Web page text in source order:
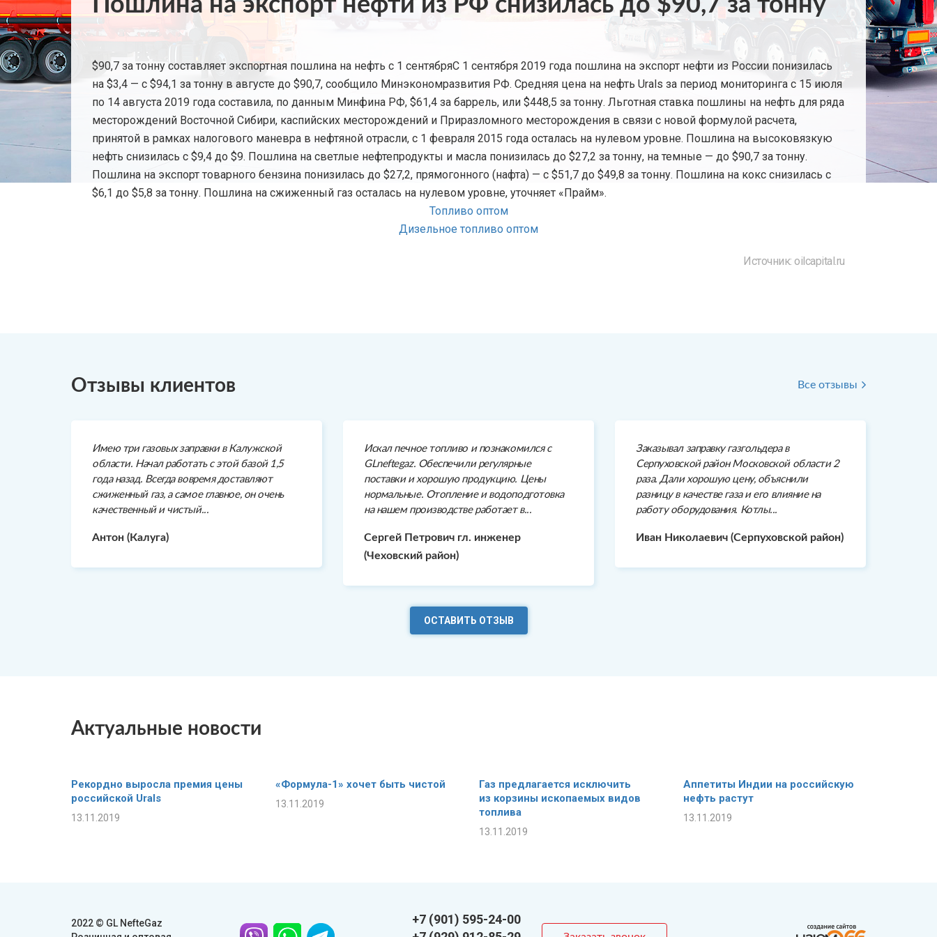
$90,7 за тонну составляет экспортная пошлина на нефть с 1 сентябряС 1 сентября 2019 года пошлина на экспорт нефти из России понизилась
на $3,4 — с $94,1 за тонну в августе до $90,7, сообщило Минэкономразвития РФ. Средняя цена на нефть Urals за период мониторинга с 15 июля
по 14 августа 2019 года составила, по данным Минфина РФ, $61,4 за баррель, или $448,5 за тонну. Льготная ставка пошлины на нефть для ряда
месторождений Восточной Сибири, каспийских месторождений и Приразломного месторождения в связи с новой формулой расчета,
принятой в рамках налогового маневра в нефтяной отрасли, с 1 февраля 2015 года осталась на нулевом уровне. Пошлина на высоковязкую
нефть снизилась с $9,4 до $9. Пошлина на светлые нефтепродукты и масла понизилась до $27,2 за тонну, на темные — до $90,7 за тонну.
Пошлина на экспорт товарного бензина понизилась до $27,2, прямогонного (нафта) — с $51,7 до $49,8 за тонну. Пошлина на кокс снизилась с
$6,1 до $5,8 за тонну. Пошлина на сжиженный газ осталась на нулевом уровне, уточняет «Прайм».
Топливо оптом
Дизельное топливо оптом
Источник: oilcapital.ru
Отзывы клиентов Все отзывы
Имею три газовых заправки в Калужской
области. Начал работать с этой базой 1,5
года назад. Всегда вовремя доставляют
сжиженный газ, а самое главное, он очень
качественный и чистый...
Антон (Калуга)
Искал печное топливо и познакомился с
GLneftegaz. Обеспечили регулярные
поставки и хорошую продукцию. Цены
нормальные. Отопление и водоподготовка
на нашем производстве работает в...
Сергей Петрович гл. инженер
(Чеховский район)
Заказывал заправку газгольдера в
Серпуховской район Московской области 2
раза. Дали хорошую цену, объяснили
разницу в качестве газа и его влияние на
работу оборудования. Котлы...
Иван Николаевич (Серпуховской район)
ОСТАВИТЬ ОТЗЫВ
Актуальные новости
Рекордно выросла премия цены
российской Urals
13.11.2019
«Формула-1» хочет быть чистой
13.11.2019
Газ предлагается исключить
из корзины ископаемых видов
топлива
13.11.2019
Аппетиты Индии на российскую
нефть растут
13.11.2019
2022 © GL NefteGaz
+7 (901) 595-24-00